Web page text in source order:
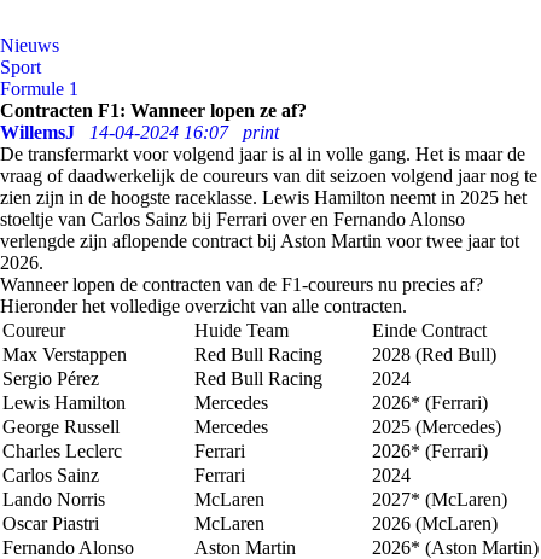
Nieuws
Sport
Formule 1
Contracten F1: Wanneer lopen ze af?
WillemsJ
14-04-2024 16:07
print
De transfermarkt voor volgend jaar is al in volle gang. Het is maar de
vraag of daadwerkelijk de coureurs van dit seizoen volgend jaar nog te
zien zijn in de hoogste raceklasse. Lewis Hamilton neemt in 2025 het
stoeltje van Carlos Sainz bij Ferrari over en Fernando Alonso
verlengde zijn aflopende contract bij Aston Martin voor twee jaar tot
2026.
Wanneer lopen de contracten van de F1-coureurs nu precies af?
Hieronder het volledige overzicht van alle contracten.
Coureur
Huide Team
Einde Contract
Max Verstappen
Red Bull Racing
2028 (Red Bull)
Sergio Pérez
Red Bull Racing
2024
Lewis Hamilton
Mercedes
2026* (Ferrari)
George Russell
Mercedes
2025 (Mercedes)
Charles Leclerc
Ferrari
2026* (Ferrari)
Carlos Sainz
Ferrari
2024
Lando Norris
McLaren
2027* (McLaren)
Oscar Piastri
McLaren
2026 (McLaren)
Fernando Alonso
Aston Martin
2026* (Aston Martin)